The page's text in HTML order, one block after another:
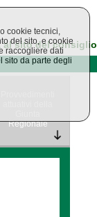
al sito del consiglio
Regionale
cookie tecnici,
del sito, e cookie
raccogliere dati
sito da parte degli